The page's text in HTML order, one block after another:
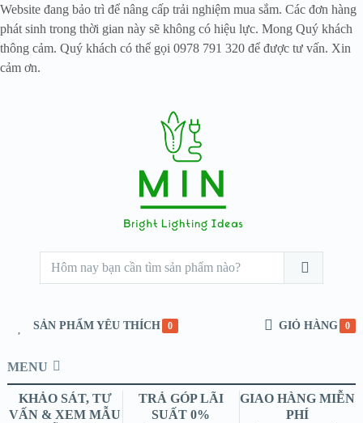
Website đang bảo trì để nâng cấp trải nghiệm mua sắm. Các đơn hàng
phát sinh trong thời gian này sẽ không có hiệu lực. Mong Quý khách
thông cảm. Quý khách có thể gọi 0978 791 320 để được tư vấn. Xin
cảm ơn.
SẢN PHẨM YÊU THÍCH 0 GIỎ HÀNG 0
MENU
KHẢO SÁT, TƯ
VẤN & XEM MẪU
TRẢ GÓP LÃI
SUẤT 0%
GIAO HÀNG MIỄN
PHÍ